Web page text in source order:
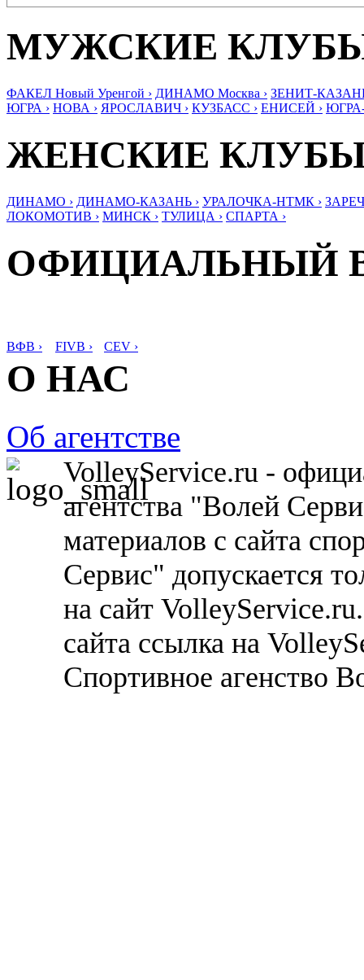
МУЖСКИЕ
ФАКЕЛ Новый Уренгой › ДИНАМО Москва › ЗЕНИТ-
ЮГРА › НОВА › ЯРОСЛАВИЧ › КУЗБАСС › ЕНИСЕЙ ›
ЖЕНСКИЕ
ДИНАМО › ДИНАМО-КАЗАНЬ › УРАЛОЧКА-НТМК ›
ЛОКОМОТИВ › МИНСК › ТУЛИЦА › СПАРТА ›
ОФИЦИАЛЬНЫЙ
ВФВ › FIVB › CEV ›
О НАС
Об агентстве
VolleyService.ru -
агентства "Волей
материалов с сайта
Сервис" допускается
на сайт
сайта ссылка на
Спортивное агенство